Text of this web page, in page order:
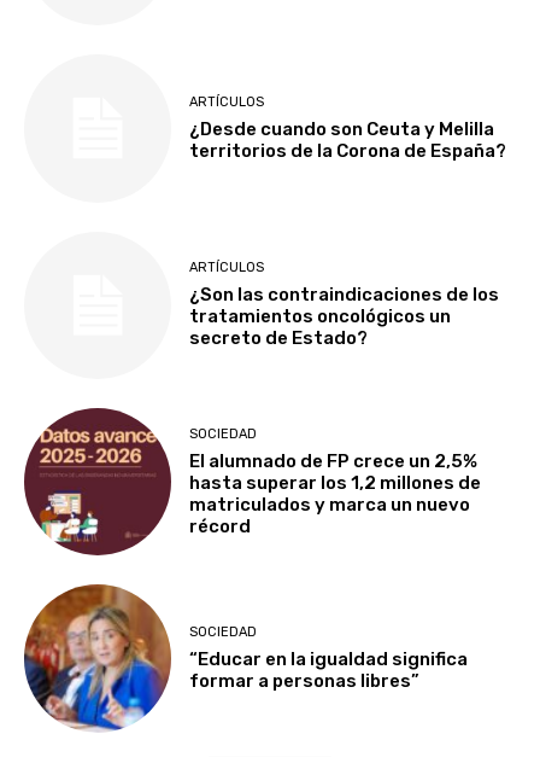
ARTÍCULOS
¿Desde cuando son Ceuta y Melilla
territorios de la Corona de España?
ARTÍCULOS
¿Son las contraindicaciones de los
tratamientos oncológicos un
secreto de Estado?
SOCIEDAD
El alumnado de FP crece un 2,5%
hasta superar los 1,2 millones de
matriculados y marca un nuevo
récord
SOCIEDAD
“Educar en la igualdad significa
formar a personas libres”